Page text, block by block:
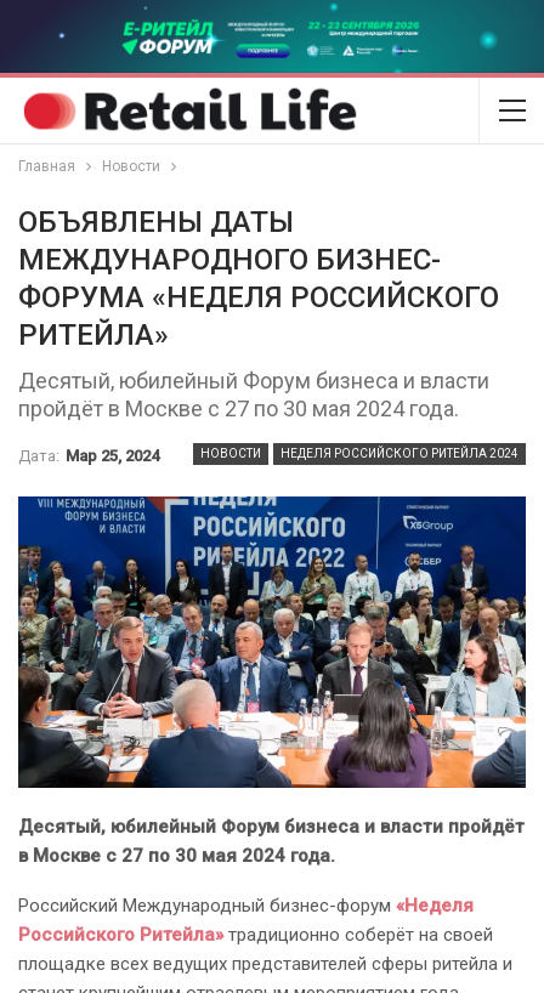
Главная Новости
ОБЪЯВЛЕНЫ ДАТЫ
МЕЖДУНАРОДНОГО БИЗНЕС-
ФОРУМА «НЕДЕЛЯ РОССИЙСКОГО
РИТЕЙЛА»
Десятый, юбилейный Форум бизнеса и власти
пройдёт в Москве с 27 по 30 мая 2024 года.
НОВОСТИ НЕДЕЛЯ РОССИЙСКОГО РИТЕЙЛА 2024
Дата: Мар 25, 2024
Десятый, юбилейный Форум бизнеса и власти пройдёт
в Москве с 27 по 30 мая 2024 года.
Российский Международный бизнес-форум «Неделя
Российского Ритейла»традиционно соберёт на своей
площадке всех ведущих представителей сферы ритейла и